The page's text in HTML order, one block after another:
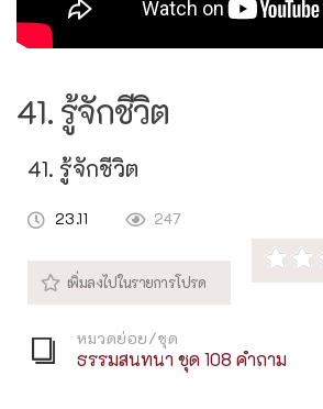
41. รู้จักชีวิต
41. รู้จักชีวิต
23.11 247
หมวดย่อย/ชุด
ธรรมสนทนา ชุด 108 คำถาม